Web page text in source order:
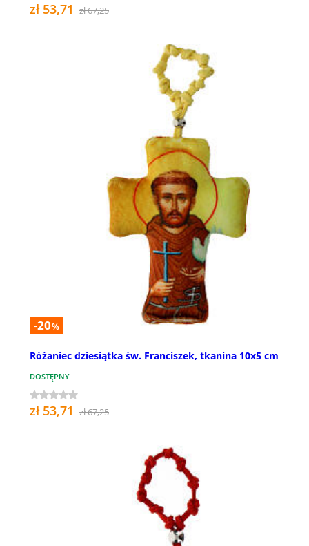
zł 53,71 zł 67,25
-20%
Różaniec dziesiątka św. Franciszek, tkanina 10x5 cm
DOSTĘPNY
zł 53,71 zł 67,25